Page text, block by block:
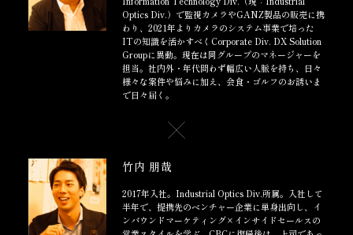
Optics Div.）で監視カメラやGANZ製品の販売に携
わり、2021年よりカメラのシステム事業で培った
ITの知識を活かすべくCorporate Div. DX Solution
Groupに異動。現在は同グループのマネージャーを
担当。社内外・年代問わず幅広い人脈を持ち、日々
様々な案件や悩みに加え、会食・ゴルフのお誘いま
で日々届く。
竹内 朋哉
2017年入社。Industrial Optics Div.所属。入社して
半年で、提携先のベンチャー企業に単身出向し、イ
ンバウンドマーケティング×インサイドセールスの